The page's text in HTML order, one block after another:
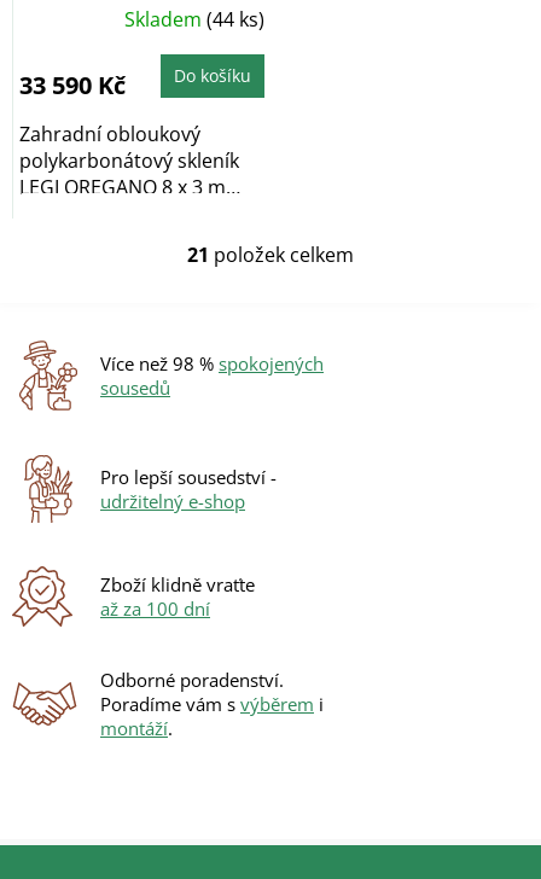
v hodnotě 1152 Kč
ZDARMA
Průměrné
hodnocení
5,0
z
hvězdiček.
Skladem(44 ks)
33 590 Kč Do košíku
Zahradní obloukový
polykarbonátový skleník
LEGI OREGANO 8 x 3 m
O
d
a
u
21 položek celkem
Více než 98 % spokojených
sousedů
Pro lepší sousedství -
udržitelný e-shop
Zboží klidně vraťte
až za 100 dní
Odborné poradenství.
Poradíme vám s výběrem i
montáží.
Z